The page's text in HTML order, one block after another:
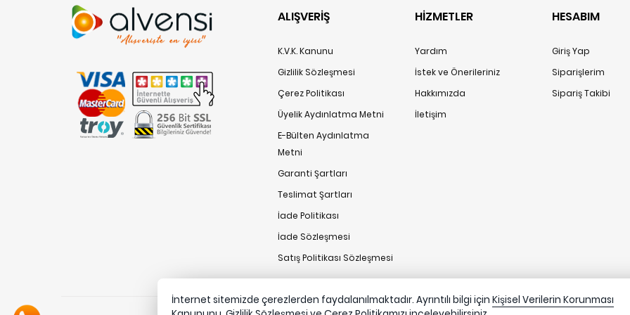
ALIŞVERİŞ
K.V.K. Kanunu
Gizlilik Sözleşmesi
Çerez Politikası
Üyelik Aydınlatma Metni
E-Bülten Aydınlatma
Metni
Garanti Şartları
Teslimat Şartları
İade Politikası
İade Sözleşmesi
Satış Politikası Sözleşmesi
HİZMETLER
Yardım
İstek ve Önerileriniz
Hakkımızda
İletişim
HESABIM
Giriş Yap
Siparişlerim
Sipariş Takibi
İnternet sitemizde çerezlerden faydalanılmaktadır. Ayrıntılı bilgi için Kişisel Verilerin Korunması